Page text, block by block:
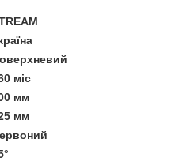
міс
мм
мм